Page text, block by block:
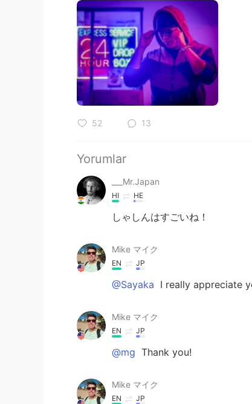
52 13
Yorumlar
___Mr.Japan
HI HE
しゃしんはすごいね！
Mike マイク
EN JP
@Sayaka I really appreciate
Mike マイク
EN JP
@mg Thank you!
Mike マイク
EN JP